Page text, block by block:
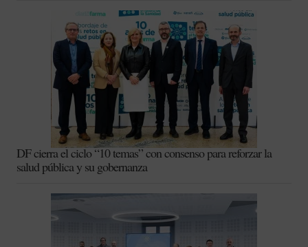
DF cierra el ciclo “10 temas” con consenso para reforzar la
salud pública y su gobernanza